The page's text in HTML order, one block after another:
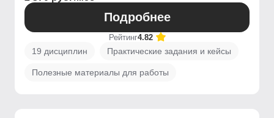
Подробнее
Рейтинг4.82
19 дисциплин Практические задания и кейсы
Полезные материалы для работы